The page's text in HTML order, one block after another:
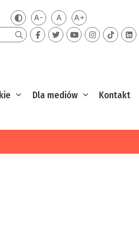
Zmień kontrast
A-Mniejsza czcionka
ADomyślna czcionka
A+Większa
Szukaj
Dla mediów Kontakt